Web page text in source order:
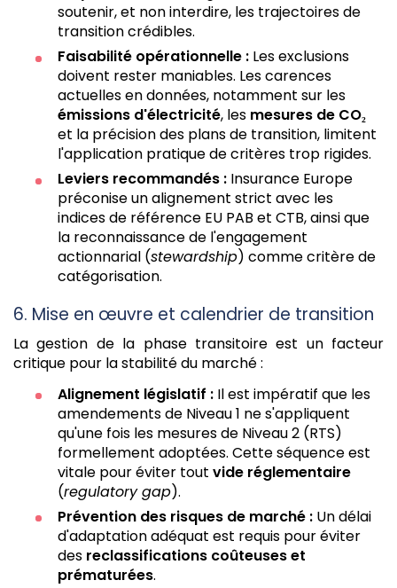
soutenir, et non interdire, les trajectoires de
transition crédibles.
Faisabilité opérationnelle : Les exclusions
doivent rester maniables. Les carences
actuelles en données, notamment sur les
émissions d'électricité, les mesures de CO₂
et la précision des plans de transition, limitent
l'application pratique de critères trop rigides.
Leviers recommandés : Insurance Europe
préconise un alignement strict avec les
indices de référence EU PAB et CTB, ainsi que
la reconnaissance de l'engagement
actionnarial (stewardship) comme critère de
catégorisation.
6. Mise en œuvre et calendrier de transition
La gestion de la phase transitoire est un facteur
critique pour la stabilité du marché :
Alignement législatif : Il est impératif que les
amendements de Niveau 1 ne s'appliquent
qu'une fois les mesures de Niveau 2 (RTS)
formellement adoptées. Cette séquence est
vitale pour éviter tout vide réglementaire
(regulatory gap).
Prévention des risques de marché : Un délai
d'adaptation adéquat est requis pour éviter
des reclassifications coûteuses et
prématurées.